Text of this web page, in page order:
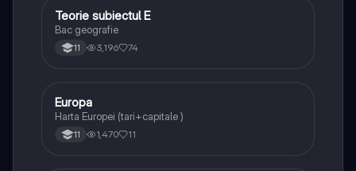
Geografie
Teorie subiectul E
Bac geografie
11 3,196 74
Geografie
Europa
Harta Europei (tari+capitale )
11 1,470 11